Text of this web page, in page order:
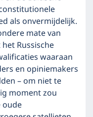
als onvermijdelijk.
mate van
Russische
waaraan
en opiniemakers
– om niet te
moment zou
oude